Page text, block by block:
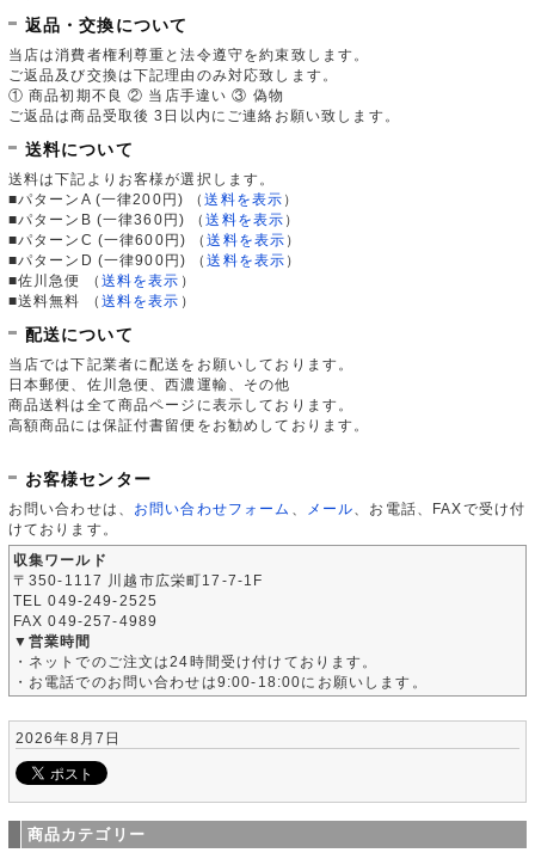
返品・交換について
当店は消費者権利尊重と法令遵守を約束致します。
ご返品及び交換は下記理由のみ対応致します。
① 商品初期不良 ② 当店手違い ③ 偽物
ご返品は商品受取後 3日以内にご連絡お願い致します。
送料について
送料は下記よりお客様が選択します。
■パターンA (一律200円)
（送料を表示 ）
■パターンB (一律360円)
（送料を表示 ）
■パターンC (一律600円)
（送料を表示 ）
■パターンD (一律900円)
（送料を表示 ）
■佐川急便
（ 送料を表示 ）
■送料無料
（ 送料を表示 ）
配送について
当店では下記業者に配送をお願いしております。
日本郵便、佐川急便、西濃運輸、その他
商品送料は全て商品ページに表示しております。
高額商品には保証付書留便をお勧めしております。
お客様センター
お問い合わせは、 お問い合わせフォーム メール 、お電話、FAXで受け付
けております。
収集ワールド
〒350-1117 川越市広栄町17-7-1F
TEL 049-249-2525
FAX 049-257-4989
▼営業時間
・ネットでのご注文は24時間受け付けております。
・お電話でのお問い合わせは9:00-18:00にお願いします。
2026年8月7日
商品カテゴリー